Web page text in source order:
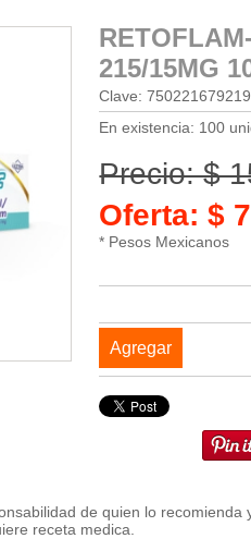
215/15MG
Clave:
En existencia: 100
Precio: $
Oferta: $
* Pesos Mexicanos
Agregar
de quien lo
receta medica.